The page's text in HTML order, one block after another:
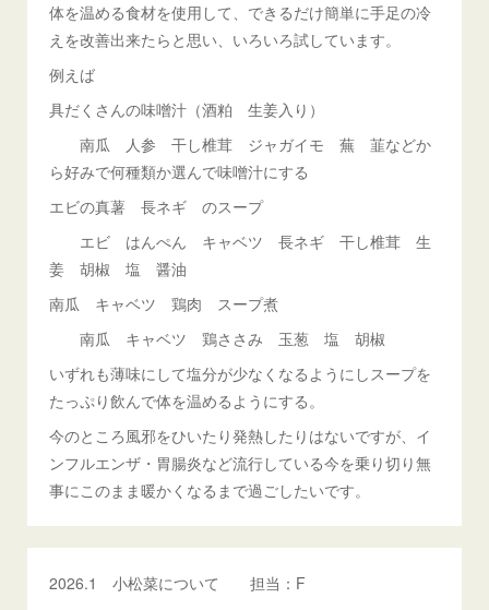
体を温める食材を使用して、できるだけ簡単に手足の冷
えを改善出来たらと思い、いろいろ試しています。
例えば
具だくさんの味噌汁（酒粕 生姜入り）
南瓜 人参 干し椎茸 ジャガイモ 蕪 韮などか
ら好みで何種類か選んで味噌汁にする
エビの真薯 長ネギ のスープ
エビ はんぺん キャベツ 長ネギ 干し椎茸 生
姜 胡椒 塩 醤油
南瓜 キャベツ 鶏肉 スープ煮
南瓜 キャベツ 鶏ささみ 玉葱 塩 胡椒
いずれも薄味にして塩分が少なくなるようにしスープを
たっぷり飲んで体を温めるようにする。
今のところ風邪をひいたり発熱したりはないですが、イ
ンフルエンザ・胃腸炎など流行している今を乗り切り無
事にこのまま暖かくなるまで過ごしたいです。
2026.1 小松菜について 担当：F